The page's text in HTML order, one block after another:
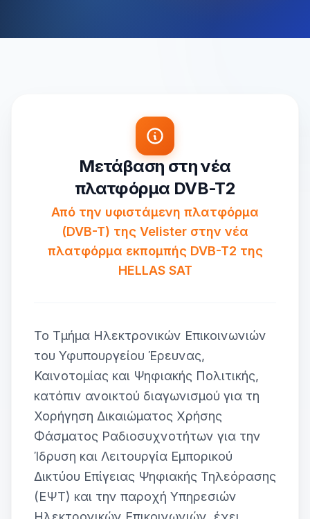
Μετάβαση στη νέα
πλατφόρμα DVB-T2
Από την υφιστάμενη πλατφόρμα
(DVB-T) της Velister στην νέα
πλατφόρμα εκπομπής DVB-T2 της
HELLAS SAT
Το Τμήμα Ηλεκτρονικών Επικοινωνιών
του Υφυπουργείου Έρευνας,
Καινοτομίας και Ψηφιακής Πολιτικής,
κατόπιν ανοικτού διαγωνισμού για τη
Χορήγηση Δικαιώματος Χρήσης
Φάσματος Ραδιοσυχνοτήτων για την
Ίδρυση και Λειτουργία Εμπορικού
Δικτύου Επίγειας Ψηφιακής Τηλεόρασης
(ΕΨΤ) και την παροχή Υπηρεσιών